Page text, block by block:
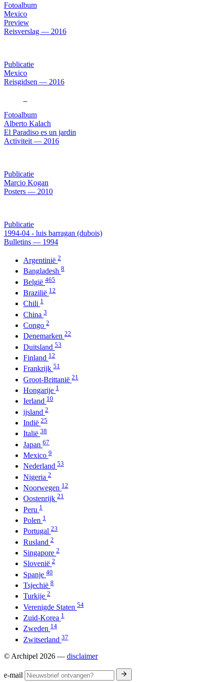
Fotoalbum
Mexico
Preview
Reisverslag — 2016
Publicatie
Mexico
Reisgidsen — 2016
Fotoalbum
Alberto Kalach
El Paradiso es un jardin
Activiteit — 2016
Publicatie
Marcio Kogan
Posters — 2010
Publicatie
1994-04 - luis barragan (dubois)
Bulletins — 1994
Argentinië 2
Bangladesh 8
België 465
Brazilië 12
Chili 1
China 3
Congo 2
Denemarken 22
Duitsland 53
Finland 12
Frankrijk 51
Groot-Brittanië 21
Hongarije 1
Ierland 10
ijsland 2
Indië 25
Italië 38
Japan 67
Mexico 9
Nederland 53
Nigeria 2
Noorwegen 12
Oostenrijk 21
Peru 1
Polen 1
Portugal 23
Rusland 2
Singapore 2
Slovenië 2
Spanje 40
Tsjechië 8
Turkije 2
Verenigde Staten 54
Zuid-Korea 1
Zweden 14
Zwitserland 37
© Archipel 2026 — disclaimer
e-mail